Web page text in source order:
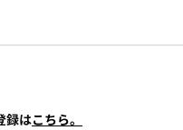
録はこちら。